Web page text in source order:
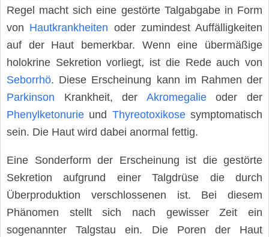
Regel macht sich eine gestörte Talgabgabe in Form
von Hautkrankheiten oder zumindest Auffälligkeiten
auf der Haut bemerkbar. Wenn eine übermäßige
holokrine Sekretion vorliegt, ist die Rede auch von
Seborrhö. Diese Erscheinung kann im Rahmen der
Parkinson Krankheit, der Akromegalieoder der
Phenylketonurie und Thyreotoxikosesymptomatisch
sein. Die Haut wird dabei anormal fettig.
Eine Sonderform der Erscheinung ist die gestörte
Sekretion aufgrund einer Talgdrüse die durch
Überproduktion verschlossenen ist. Bei diesem
Phänomen stellt sich nach gewisser Zeit ein
sogenannter Talgstau ein. Die Poren der Haut